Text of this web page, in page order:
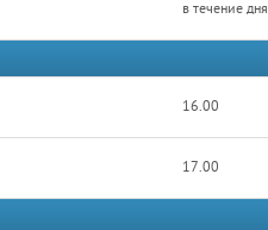
в течение дня
16.00
17.00